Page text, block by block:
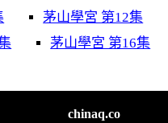
茅山學宮 第12集
茅山學宮 第16集
chinaq.co